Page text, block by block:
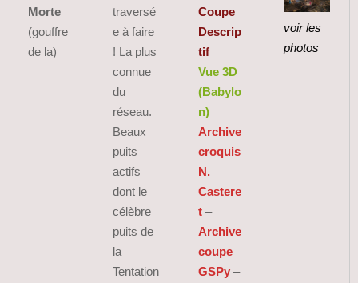
Morte
(gouffre
de la)
traversé
e à faire
! La plus
connue
du
réseau.
Beaux
puits
actifs
dont le
célèbre
puits de
la
Tentation
Coupe
Descrip
tif
Vue 3D
(Babylo
n)
Archive
croquis
N.
Castere
t –
Archive
coupe
GSPy –
voir les
photos